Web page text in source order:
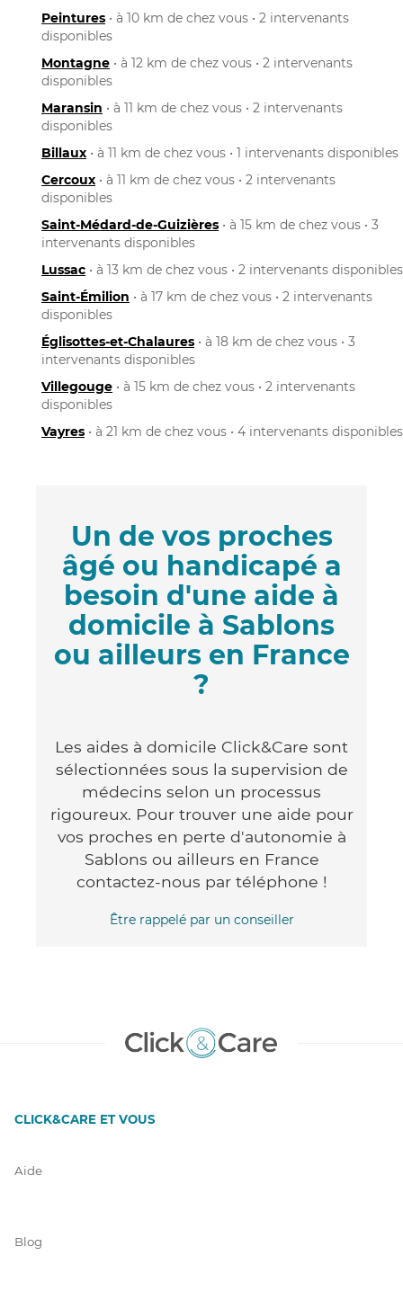
Peintures • à 10 km de chez vous • 2 intervenants
disponibles
Montagne • à 12 km de chez vous • 2 intervenants
disponibles
Maransin • à 11 km de chez vous • 2 intervenants
disponibles
Billaux • à 11 km de chez vous • 1 intervenants disponibles
Cercoux • à 11 km de chez vous • 2 intervenants
disponibles
Saint-Médard-de-Guizières • à 15 km de chez vous • 3
intervenants disponibles
Lussac • à 13 km de chez vous • 2 intervenants disponibles
Saint-Émilion • à 17 km de chez vous • 2 intervenants
disponibles
Églisottes-et-Chalaures • à 18 km de chez vous • 3
intervenants disponibles
Villegouge • à 15 km de chez vous • 2 intervenants
disponibles
Vayres • à 21 km de chez vous • 4 intervenants disponibles
Un de vos proches
âgé ou handicapé a
besoin d'une aide à
domicile à Sablons
ou ailleurs en France
?
Les aides à domicile Click&Care sont
sélectionnées sous la supervision de
médecins selon un processus
rigoureux. Pour trouver une aide pour
vos proches en perte d'autonomie à
Sablons ou ailleurs en France
contactez-nous par téléphone !
Être rappelé par un conseiller
CLICK&CARE ET VOUS
Aide
Blog